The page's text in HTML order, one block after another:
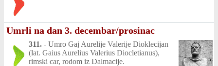
Umrli na dan 3. decembar/prosinac
311. - Umro Gaj Aurelije Valerije Dioklecijan
(lat. Gaius Aurelius Valerius Diocletianus),
rimski car, rodom iz Dalmacije.